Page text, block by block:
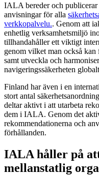
IALA bereder och publicerar
anvisningar för alla
verkkopalvelu.. Genom att
enhetlig verksamhetsmiljö
tillhandahåller ett viktigt
genom vilket man också
samt utveckla och
navigeringssäkerheten
Finland har även i en
stort antal
deltar aktivt i att utarbeta
dem i IALA. Genom det
rekommendationerna och
förhållanden.
IALA håller på
mellanstatlig